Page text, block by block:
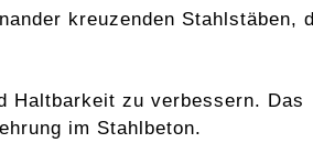
kreuzenden Stahlstäben,
Haltbarkeit zu verbessern. Das
im Stahlbeton.